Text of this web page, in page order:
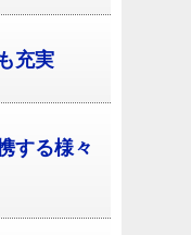
充実
する様々